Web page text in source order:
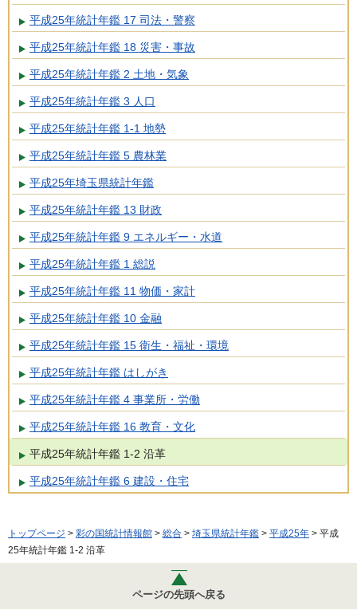
平成25年統計年鑑 17 司法・警察
平成25年統計年鑑 18 災害・事故
平成25年統計年鑑 2 土地・気象
平成25年統計年鑑 3 人口
平成25年統計年鑑 1-1 地勢
平成25年統計年鑑 5 農林業
平成25年埼玉県統計年鑑
平成25年統計年鑑 13 財政
平成25年統計年鑑 9 エネルギー・水道
平成25年統計年鑑 1 総説
平成25年統計年鑑 11 物価・家計
平成25年統計年鑑 10 金融
平成25年統計年鑑 15 衛生・福祉・環境
平成25年統計年鑑 はしがき
平成25年統計年鑑 4 事業所・労働
平成25年統計年鑑 16 教育・文化
平成25年統計年鑑 1-2 沿革
平成25年統計年鑑 6 建設・住宅
トップページ > 彩の国統計情報館 > 総合 > 埼玉県統計年鑑 > 平成25年 > 平成
25年統計年鑑 1-2 沿革
ページの先頭へ戻る